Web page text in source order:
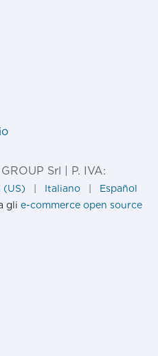
Srl | P. IVA:
(US) Italiano
Español
gli e-commerce open source